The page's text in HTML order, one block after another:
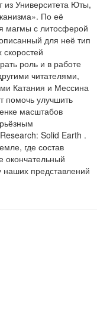
из Университета Юты,
По её
магмы с литосферой
для неё тип
роль и в работе
читателями,
Катания и Мессина
помочь улучшить
масштабов
Solid Earth .
где состав
окончательный
представлений